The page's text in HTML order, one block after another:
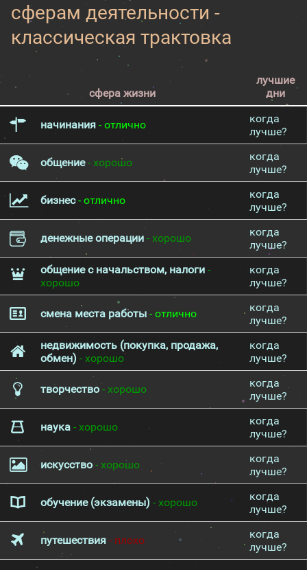
сферам деятельности -
классическая трактовка
сфера жизни
лучшие
дни
начинания - отлично
когда
лучше?
общение- хорошо
когда
лучше?
бизнес- отлично
когда
лучше?
денежные операции - хорошо
когда
лучше?
общение с начальством, налоги -
хорошо
когда
лучше?
смена места работы - отлично
когда
лучше?
недвижимость (покупка, продажа,
обмен) - хорошо
когда
лучше?
творчество - хорошо
когда
лучше?
наука - хорошо
когда
лучше?
искусство - хорошо
когда
лучше?
обучение (экзамены) - хорошо
когда
лучше?
путешествия - плохо
когда
лучше?